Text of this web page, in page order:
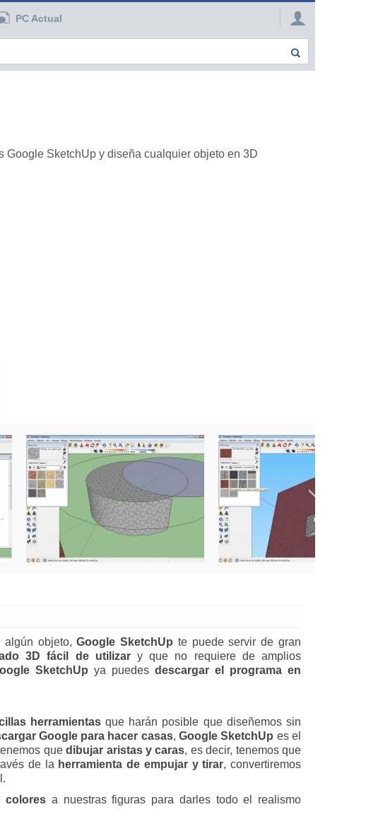
PC Actual
SketchUp y diseña cualquier objeto en 3D
algún objeto,Google SketchUp te puede servir de gran
3D fácil de utilizary que no requiere de amplios
SketchUp ya puedes descargar el programa en
herramientasque harán posible que diseñemos sin
Google para hacer casas,Google SketchUp es el
quedibujar aristas y caras, es decir, tenemos que
de la herramienta de empujar y tirar, convertiremos
colores a nuestras figuras para darles todo el realismo